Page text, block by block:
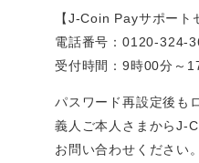
【J-Coin Payサポート
電話番号：0120-324-
受付時間： 9時00分～
パスワード再設定後も
義人ご本人さまからJ-
お問い合わせください。